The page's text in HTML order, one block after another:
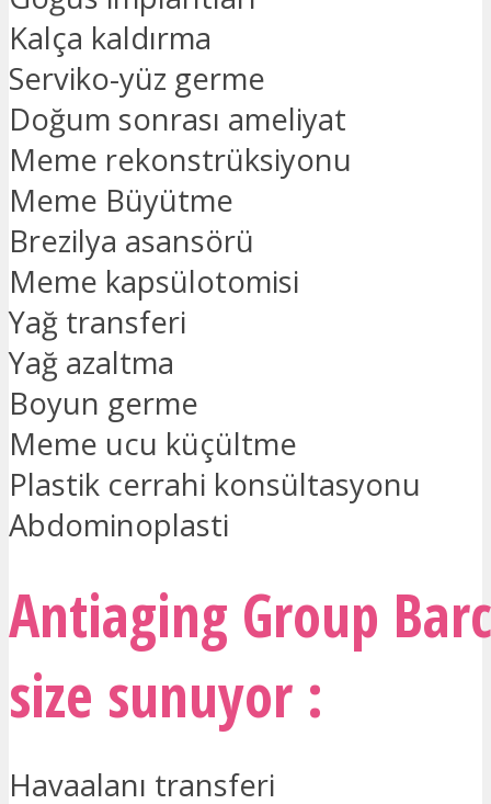
Kalça kaldırma
Serviko-yüz germe
Doğum sonrası ameliyat
Meme rekonstrüksiyonu
Meme Büyütme
Brezilya asansörü
Meme kapsülotomisi
Yağ transferi
Yağ azaltma
Boyun germe
Meme ucu küçültme
Plastik cerrahi konsültasyonu
Abdominoplasti
Antiaging Group
size sunuyor :
Havaalanı transferi